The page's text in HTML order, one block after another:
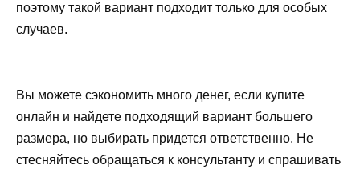
поэтому такой вариант подходит только для особых
случаев.
Вы можете сэкономить много денег, если купите
онлайн и найдете подходящий вариант большего
размера, но выбирать придется ответственно. Не
стесняйтесь обращаться к консультанту и спрашивать